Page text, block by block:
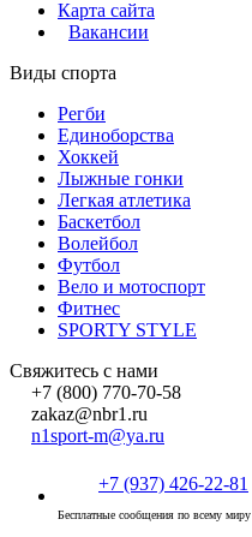
Карта сайта
Вакансии
Виды спорта
Регби
Единоборства
Хоккей
Лыжные гонки
Легкая атлетика
Баскетбол
Волейбол
Футбол
Вело и мотоспорт
Фитнес
SPORTY STYLE
Свяжитесь с нами
+7 (800) 770-70-58
zakaz@nbr1.ru
n1sport-m@ya.ru
+7 (937) 426-22-81
Бесплатные сообщения по всему миру